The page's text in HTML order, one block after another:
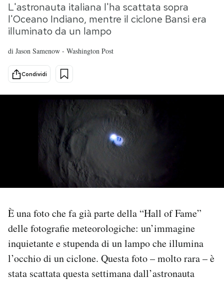
Scienza
Cultura
Sport
Media
PODCAST
NEWSLETTER
I MIEI PREFERITI
CALENDARIO
AREA PERSONALE
L'astronauta italiana l'ha scattata sopra
l'Oceano Indiano, mentre il ciclone Bansi era
illuminato da un lampo
di Jason Samenow - Washington Post
Condividi
È una foto che fa già parte della “Hall of Fame”
delle fotografie meteorologiche: un’immagine
inquietante e stupenda di un lampo che illumina
l’occhio di un ciclone. Questa foto – molto rara – è
stata scattata questa settimana dall’astronauta